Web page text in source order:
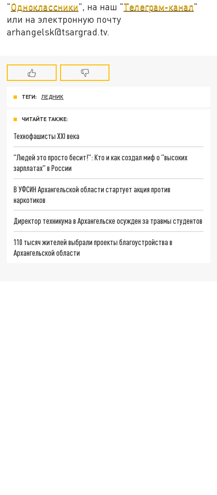
"Одноклассники", на наш "Телеграм-канал"
или на электронную почту
arhangelsk@tsargrad.tv.
ТЕГИ: ЛЕДНИК
ЧИТАЙТЕ ТАКЖЕ:
Технофашисты XXI века
"Людей это просто бесит!": Кто и как создал миф о "высоких
зарплатах" в России
В УФСИН Архангельской области стартует акция против
наркотиков
Директор техникума в Архангельске осужден за травмы студентов
110 тысяч жителей выбрали проекты благоустройства в
Архангельской области